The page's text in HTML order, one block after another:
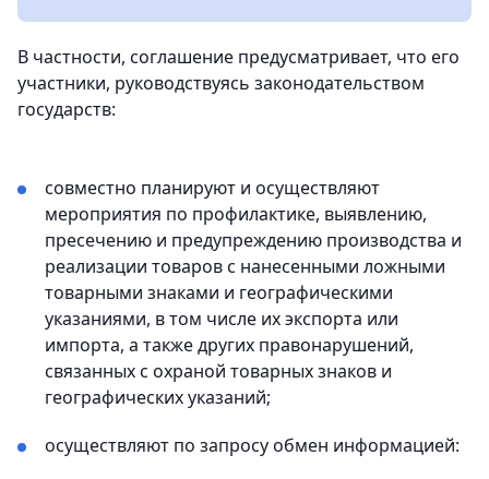
В частности, соглашение предусматривает, что его
участники, руководствуясь законодательством
государств:
совместно планируют и осуществляют
мероприятия по профилактике, выявлению,
пресечению и предупреждению производства и
реализации товаров с нанесенными ложными
товарными знаками и географическими
указаниями, в том числе их экспорта или
импорта, а также других правонарушений,
связанных с охраной товарных знаков и
географических указаний;
осуществляют по запросу обмен информацией: